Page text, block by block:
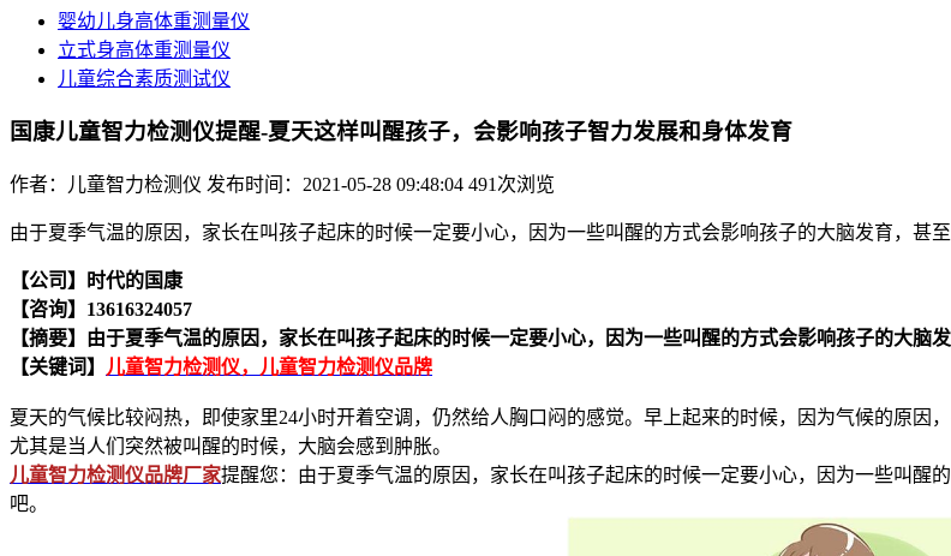
婴幼儿身高体重测量仪
立式身高体重测量仪
儿童综合素质测试仪
国康儿童智力检测仪提醒-夏天这样叫醒孩子，会影响孩子智力发展和身体发育
作者：儿童智力检测仪 发布时间：2021-05-28 09:48:04 491次浏览
由于夏季气温的原因，家长在叫孩子起床的时候一定要小心，因为一些叫醒的方式会影响孩子的大脑发育，甚至
【公司】时代的国康
【咨询】13616324057
【摘要】 由于夏季气温的原因，家长在叫孩子起床的时候一定要小心，因为一些叫醒的方式会影响孩子的大脑
【关键词】
儿童智力检测仪，儿童智力检测仪品牌
夏天的气候比较闷热，即使家里24小时开着空调，仍然给人胸口闷的感觉。早上起来的时候，因为气候的原因
尤其是当人们突然被叫醒的时候，大脑会感到肿胀。
儿童智力检测仪品牌厂家提醒您：由于夏季气温的原因，家长在叫孩子起床的时候一定要小心，因为一些叫
吧。